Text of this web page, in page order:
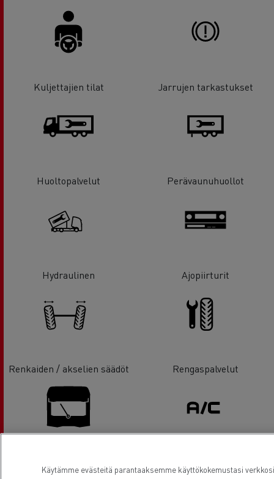
Kuljettajien tilat Jarrujen tarkastukset
Huoltopalvelut Perävaunuhuollot
Hydraulinen Ajopiirturit
Renkaiden / akselien säädöt Rengaspalvelut
Käytämme evästeitä parantaaksemme käyttökokemustasi